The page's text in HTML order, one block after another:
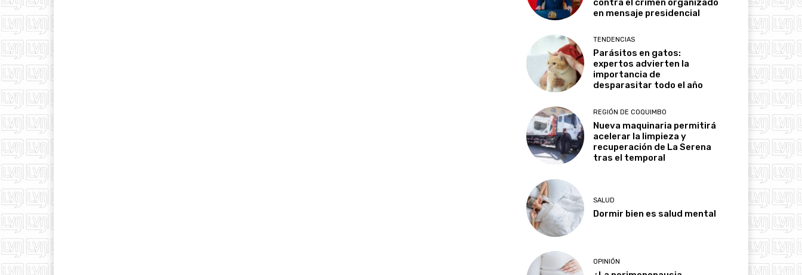
contra el crimen organizado
en mensaje presidencial
TENDENCIAS
Parásitos en gatos:
expertos advierten la
importancia de
desparasitar todo el año
REGIÓN DE COQUIMBO
Nueva maquinaria permitirá
acelerar la limpieza y
recuperación de La Serena
tras el temporal
SALUD
Dormir bien es salud mental
OPINIÓN